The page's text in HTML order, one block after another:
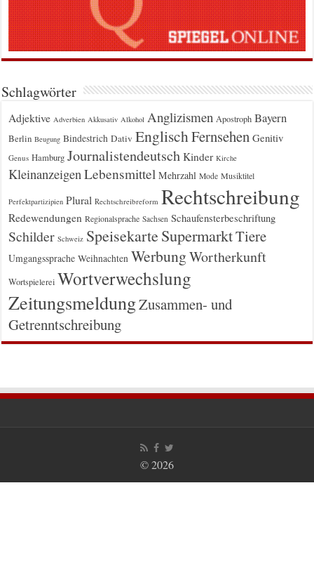
Schlagwörter
Adjektive Adverbien Akkusativ Alkohol Anglizismen Apostroph Bayern
Berlin Beugung Bindestrich Dativ EnglischFernsehen Genitiv
Genus Hamburg Journalistendeutsch Kinder Kirche
KleinanzeigenLebensmittel Mehrzahl Mode Musiktitel
Perfektpartizipien Plural Rechtschreibreform Rechtschreibung
Redewendungen Regionalsprache Sachsen Schaufensterbeschriftung
Schilder Schweiz Speisekarte SupermarktTiere
Umgangssprache Weihnachten WerbungWortherkunft
Wortspielerei Wortverwechslung
ZeitungsmeldungZusammen- und
Getrenntschreibung
© 2026